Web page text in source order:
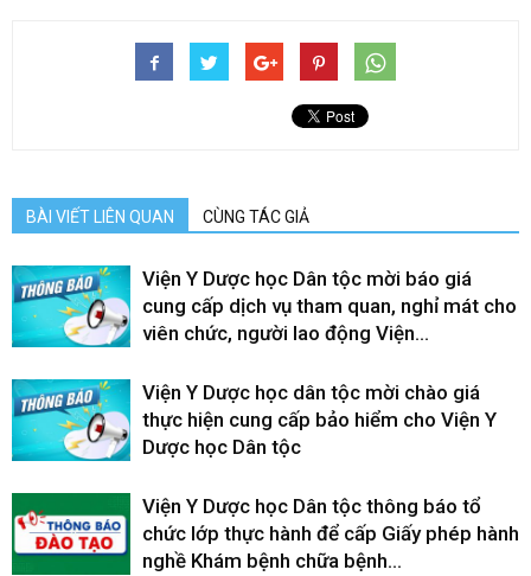
BÀI VIẾT LIÊN QUAN CÙNG TÁC GIẢ
Viện Y Dược học Dân tộc mời báo giá
cung cấp dịch vụ tham quan, nghỉ mát cho
viên chức, người lao động Viện...
Viện Y Dược học dân tộc mời chào giá
thực hiện cung cấp bảo hiểm cho Viện Y
Dược học Dân tộc
Viện Y Dược học Dân tộc thông báo tổ
chức lớp thực hành để cấp Giấy phép hành
nghề Khám bệnh chữa bệnh...